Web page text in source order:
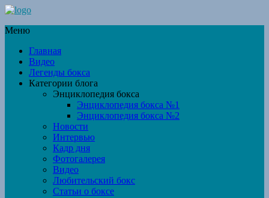
Меню
Главная
Видео
Легенды бокса
Категории блога
Энциклопедия бокса
Энциклопедия бокса №1
Энциклопедия бокса №2
Новости
Интервью
Кадр дня
Фотогалерея
Видео
Любительский бокс
Статьи о боксе